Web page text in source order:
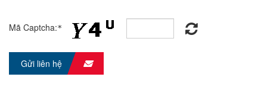
Mã Captcha:*
Gửi liên hệ